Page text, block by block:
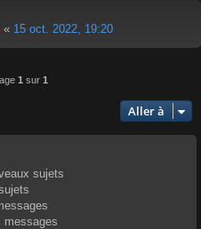
e
« 15 oct. 2022, 19:20
1 sur 1
Aller à
sujets
messages